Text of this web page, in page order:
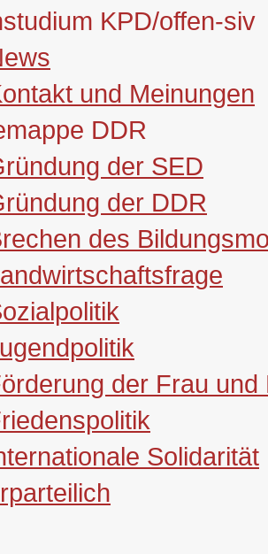
KPD/offen-siv
und Meinungen
DDR
der SED
der DDR
des
der Frau und
Solidarität